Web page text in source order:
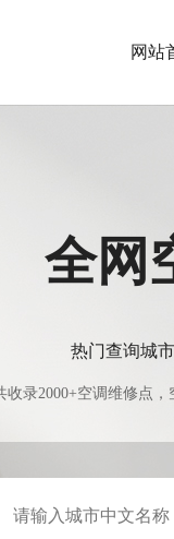
网站
全网
热门查询城
收录2000+空调维修点